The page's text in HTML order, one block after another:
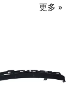
更多 »